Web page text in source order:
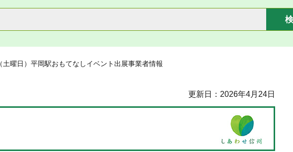
曜日）平岡駅おもてなしイベント出展事業者情報
更新日：2026年4月24日